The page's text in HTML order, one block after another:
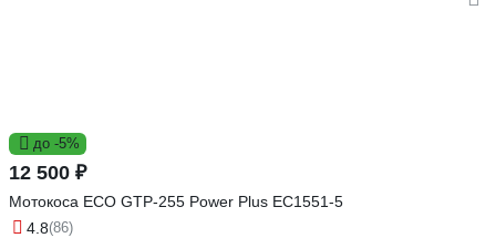
до -5%
12 500 ₽
Мотокоса ECO GTP-255 Power Plus EC1551-5
4.8(86)